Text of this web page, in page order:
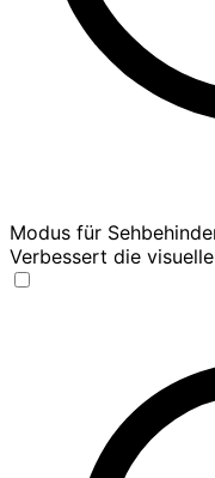
Modus für
Verbessert die